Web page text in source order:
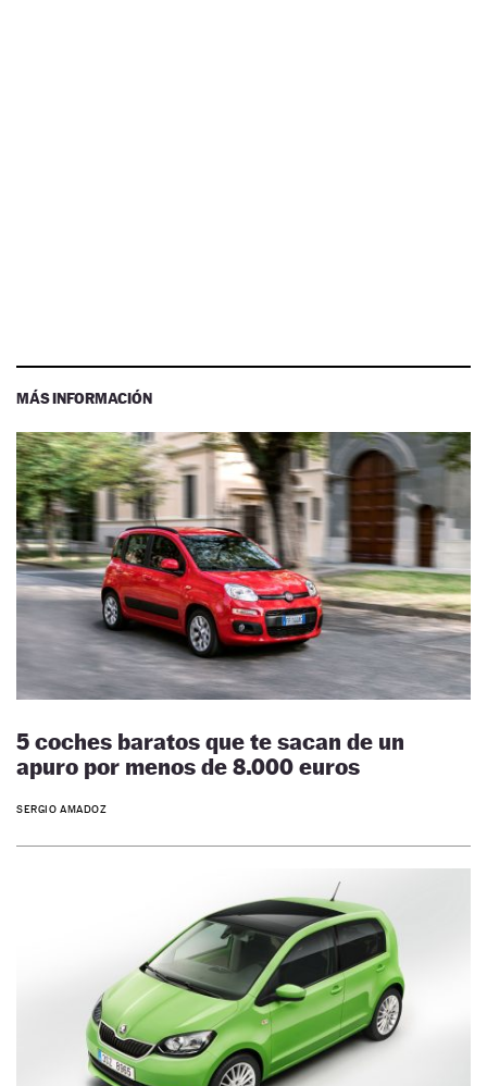
MÁS INFORMACIÓN
5 coches baratos que te sacan de un
apuro por menos de 8.000 euros
SERGIO AMADOZ